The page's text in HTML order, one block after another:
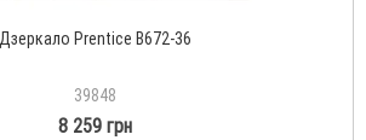
Дзеркало Prentice B672-36
39848
8 259 грн